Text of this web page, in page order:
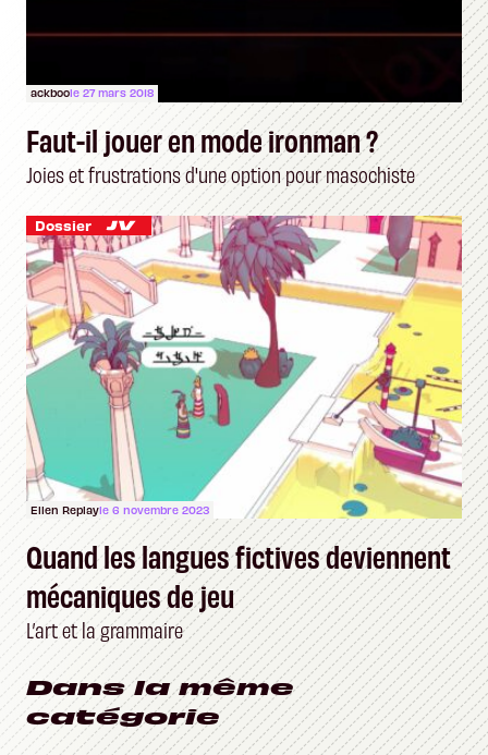
ackboole 27 mars 2018
Faut-il jouer en mode ironman ?
Joies et frustrations d'une option pour masochiste
Dossier
Ellen Replayle 6 novembre 2023
Quand les langues fictives deviennent
mécaniques de jeu
L’art et la grammaire
Dans la même
catégorie